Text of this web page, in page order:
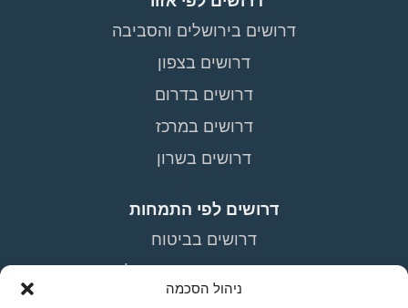
ניהול הסכמה
דרושים בירושלים והסביבה
דרושים בצפון
דרושים בדרום
דרושים במרכז
דרושים בשרון
דרושים לפי התמחות
דרושים בביטוח